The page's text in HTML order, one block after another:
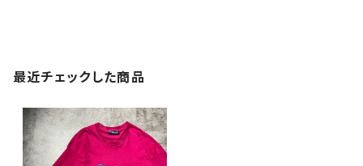
最近チェックした商品